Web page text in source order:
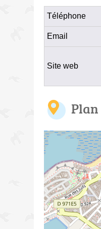
Téléphone
Email
Site web
Plan